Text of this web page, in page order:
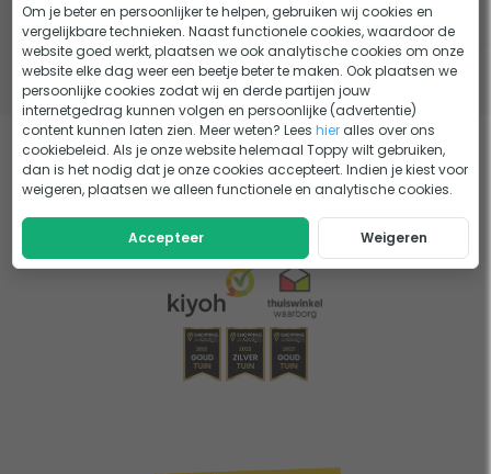
(-)
AquaForte pomp
Om je beter en persoonlijker te helpen, gebruiken wij cookies en
vergelijkbare technieken. Naast functionele cookies, waardoor de
website goed werkt, plaatsen we ook analytische cookies om onze
website elke dag weer een beetje beter te maken. Ook plaatsen we
persoonlijke cookies zodat wij en derde partijen jouw
internetgedrag kunnen volgen en persoonlijke (advertentie)
content kunnen laten zien. Meer weten? Leeshier alles over ons
cookiebeleid. Als je onze website helemaal Toppy wilt gebruiken,
dan is het nodig dat je onze cookies accepteert. Indien je kiest voor
weigeren, plaatsen we alleen functionele en analytische cookies.
Accepteer Weigeren